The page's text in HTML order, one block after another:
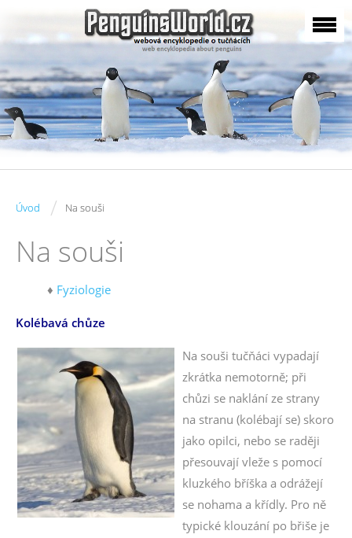
Úvod / Na souši
Na souši
♦ Fyziologie
Kolébavá chůze
Na souši tučňáci vypadají
zkrátka nemotorně; při
chůzi se naklání ze strany
na stranu (kolébají se) skoro
jako opilci, nebo se raději
přesouvají vleže s pomocí
kluzkého bříška a odrážejí
se nohama a křídly. Pro ně
typické klouzání po břiše je